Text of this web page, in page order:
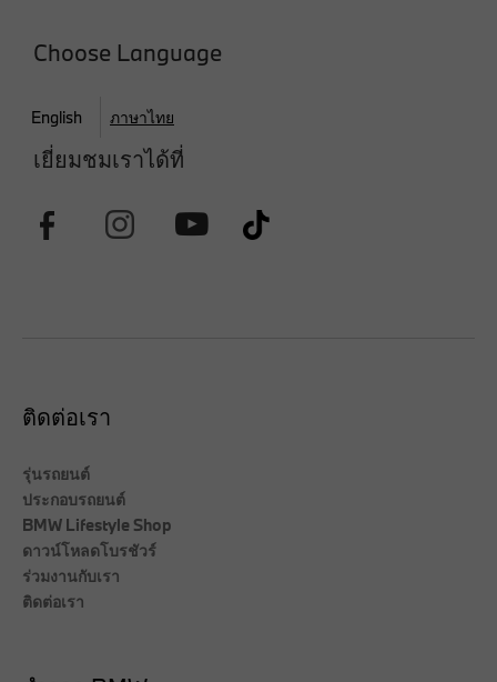
Choose Language
English ภาษาไทย
เยี่ยมชมเราได้ที่
ติดต่อเรา
รุ่นรถยนต์
ประกอบรถยนต์
BMW Lifestyle Shop
ดาวน์โหลดโบรชัวร์
ร่วมงานกับเรา
ติดต่อเรา